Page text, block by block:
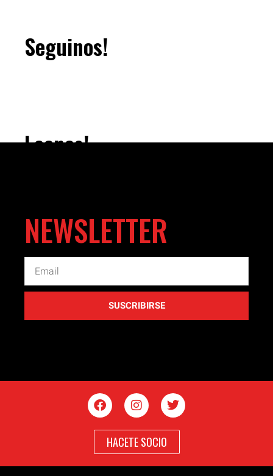
Seguinos!
Leenos!
NEWSLETTER
SUSCRIBIRSE
HACETE SOCIO